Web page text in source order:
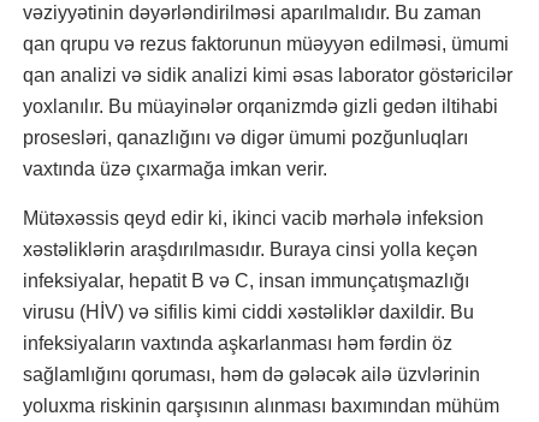
vəziyyətinin dəyərləndirilməsi aparılmalıdır. Bu zaman
qan qrupu və rezus faktorunun müəyyən edilməsi, ümumi
qan analizi və sidik analizi kimi əsas laborator göstəricilər
yoxlanılır. Bu müayinələr orqanizmdə gizli gedən iltihabi
prosesləri, qanazlığını və digər ümumi pozğunluqları
vaxtında üzə çıxarmağa imkan verir.
Mütəxəssis qeyd edir ki, ikinci vacib mərhələ infeksion
xəstəliklərin araşdırılmasıdır. Buraya cinsi yolla keçən
infeksiyalar, hepatit B və C, insan immunçatışmazlığı
virusu (HİV) və sifilis kimi ciddi xəstəliklər daxildir. Bu
infeksiyaların vaxtında aşkarlanması həm fərdin öz
sağlamlığını qoruması, həm də gələcək ailə üzvlərinin
yoluxma riskinin qarşısının alınması baxımından mühüm